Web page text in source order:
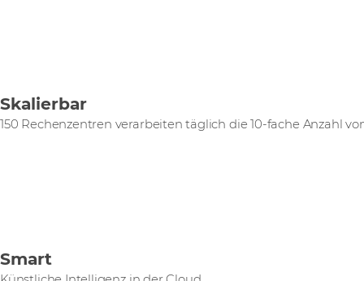
Skalierbar
150 Rechenzentren verarbeiten täglich die 10-fache Anzahl
Smart